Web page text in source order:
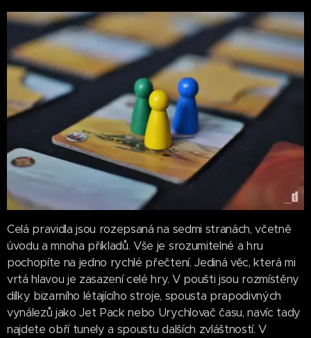
Celá pravidla jsou rozepsaná na sedmi stranách, včetně
úvodu a mnoha příkladů. Vše je srozumitelné a hru
pochopíte na jedno rychlé přečtení. Jediná věc, která mi
vrtá hlavou je zasazení celé hry. V poušti jsou rozmístěny
dílky bizarního létajícího stroje, spousta prapodivných
vynálezů jako Jet Pack nebo Urychlovač času, navíc tady
najdete obří tunely a spoustu dalších zvláštností. V